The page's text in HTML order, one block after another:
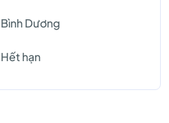
Bình Dương
Hết hạn